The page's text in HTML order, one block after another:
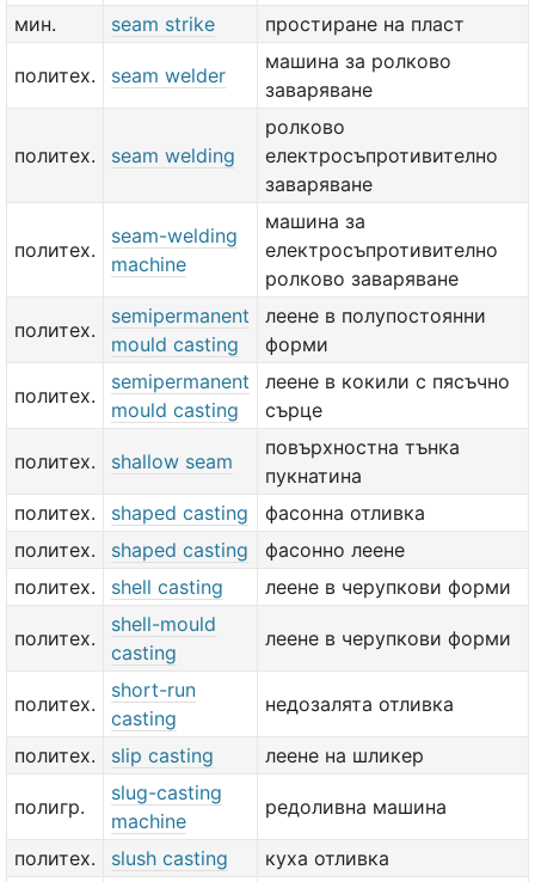
мин.
seam strike простиране на пласт
политех. seam welder
машина за ролково
заваряване
политех. seam welding
ролково
електросъпротивително
заваряване
политех.
seam-welding
machine
машина за
електросъпротивително
ролково заваряване
политех.
semipermanent
mould casting
леене в полупостоянни
форми
политех.
semipermanent
mould casting
леене в кокили с пясъчно
сърце
политех. shallow seam
повърхностна тънка
пукнатина
политех.
shaped casting
фасонна отливка
политех.
shaped casting
фасонно леене
политех.
shell casting леене в черупкови форми
политех.
shell-mould
casting
леене в черупкови форми
политех.
short-run
casting
недозалята отливка
политех. slip casting леене на шликер
полигр.
slug-casting
machine
редоливна машина
политех. slush casting
куха отливка